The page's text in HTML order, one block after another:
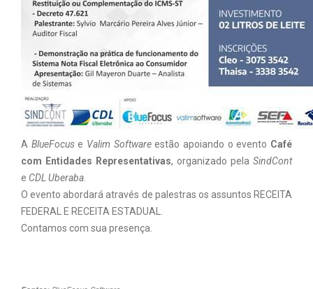
A BlueFocuse Valim Softwareestão apoiando o evento Café
com Entidades Representativas, organizado pela SindCont
e CDL Uberaba
O evento abordará através de palestras os assuntos RECEITA
FEDERAL E RECEITA ESTADUAL.
Contamos com sua presença.